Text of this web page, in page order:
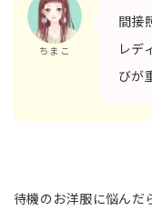
ちまこ
間接
レデ
びが
待機のお洋服に悩んだ